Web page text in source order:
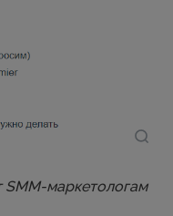
SMM-маркетологам